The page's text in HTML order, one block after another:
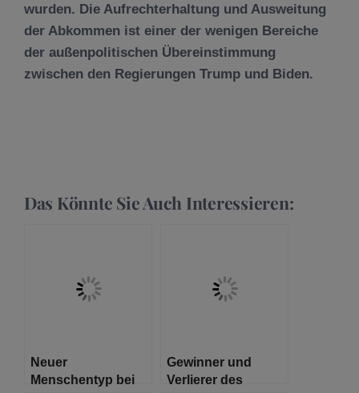
wurden. Die Aufrechterhaltung und Ausweitung
der Abkommen ist einer der wenigen Bereiche
der außenpolitischen Übereinstimmung
zwischen den Regierungen Trump und Biden.
Das Könnte Sie Auch Interessieren:
Neuer
Menschentyp bei
Gewinner und
Verlierer des